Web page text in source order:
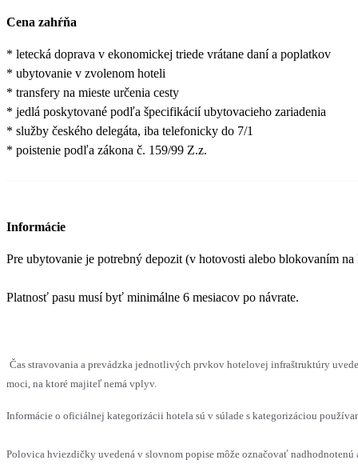
Cena zahŕňa
* letecká doprava v ekonomickej triede vrátane daní a poplatkov
* ubytovanie v zvolenom hoteli
* transfery na mieste určenia cesty
* jedlá poskytované podľa špecifikácií ubytovacieho zariadenia
* služby českého delegáta, iba telefonicky do 7/1
* poistenie podľa zákona č. 159/99 Z.z.
Informácie
Pre ubytovanie je potrebný depozit (v hotovosti alebo blokovaním na
Platnosť pasu musí byť minimálne 6 mesiacov po návrate.
Čas stravovania a prevádzka jednotlivých prvkov hotelovej infraštruktúry
moci, na ktoré majiteľ nemá vplyv.
Informácie o oficiálnej kategorizácii hotela sú v súlade s kategorizáciou
Polovica hviezdičky uvedená v slovnom popise môže označovať